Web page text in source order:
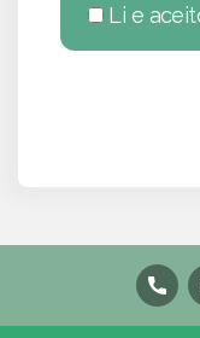
Li e